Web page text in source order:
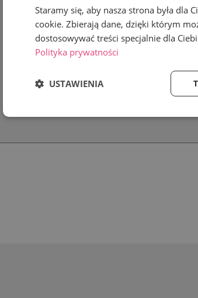
Staramy się, aby nasza strona była dla
cookie. Zbierają dane, dzięki którym
dostosowywać treści specjalnie dla
Polityka prywatności
USTAWIENIA